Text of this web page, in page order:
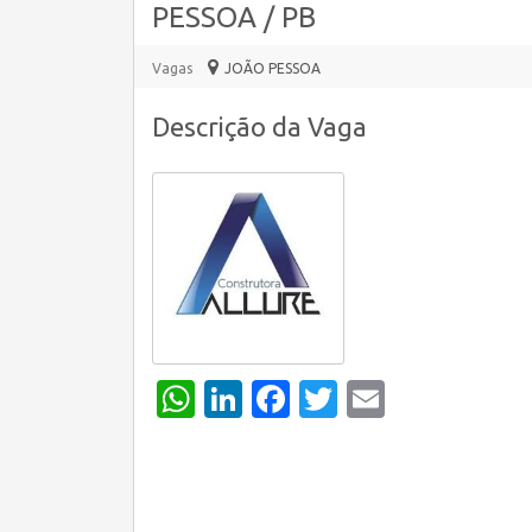
PESSOA / PB
Vagas JOÃO PESSOA
Descrição da Vaga
WhatsApp
LinkedIn
Facebook
Twitter